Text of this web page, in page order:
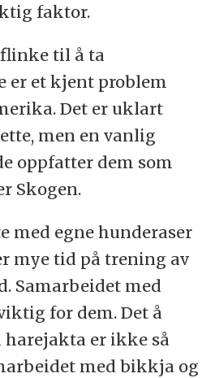
faktor.
til å ta
er et kjent problem
Det er uklart
men en vanlig
oppfatter dem som
Skogen.
med egne hunderaser
mye tid på trening av
Samarbeidet med
for dem. Det å
harejakta er ikke så
med bikkja og